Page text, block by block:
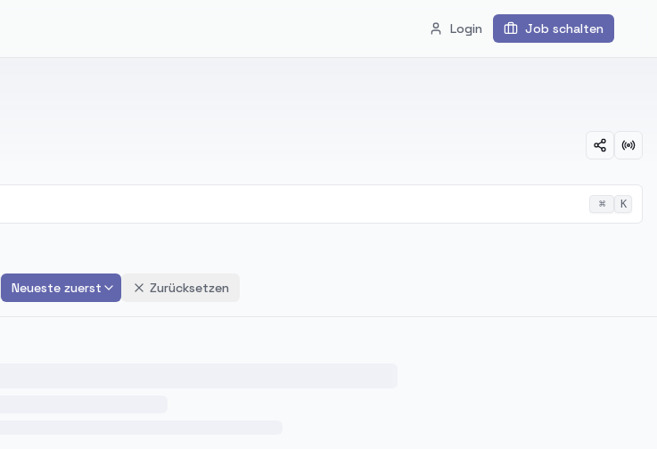
Login Job schalten
⌘ K
Neueste zuerst Zurücksetzen